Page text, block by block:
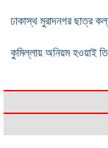
ঢাকাস্থ মুরাদনগর ছাত্র
কুমিল্লায় অনিয়ম হওয়াই